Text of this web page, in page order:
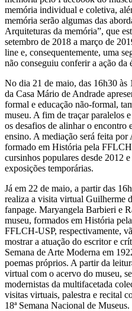
memória individual e coletiva,
memória serão algumas das
Arquiteturas da memória”, que
setembro de 2018 a março de
line e, consequentemente, uma
não conseguiu conferir a ação da
No dia 21 de maio, das 16h30
da Casa Mário de Andrade
formal e educação não-formal,
museu. A fim de traçar paralelos
os desafios de alinhar o encontro
ensino. A mediação será feita
formado em História pela
cursinhos populares desde 2012
exposições temporárias.
Já em 22 de maio, a partir das
realiza a visita virtual Guilherme
fanpage. Maryangela Barbieri e
museu, formados em História
FFLCH-USP, respectivamente,
mostrar a atuação do escritor e
Semana de Arte Moderna em
poemas próprios. A partir da
virtual com o acervo do museu,
modernistas da multifacetada
visitas virtuais, palestra e recital
18ª Semana Nacional de Museus.